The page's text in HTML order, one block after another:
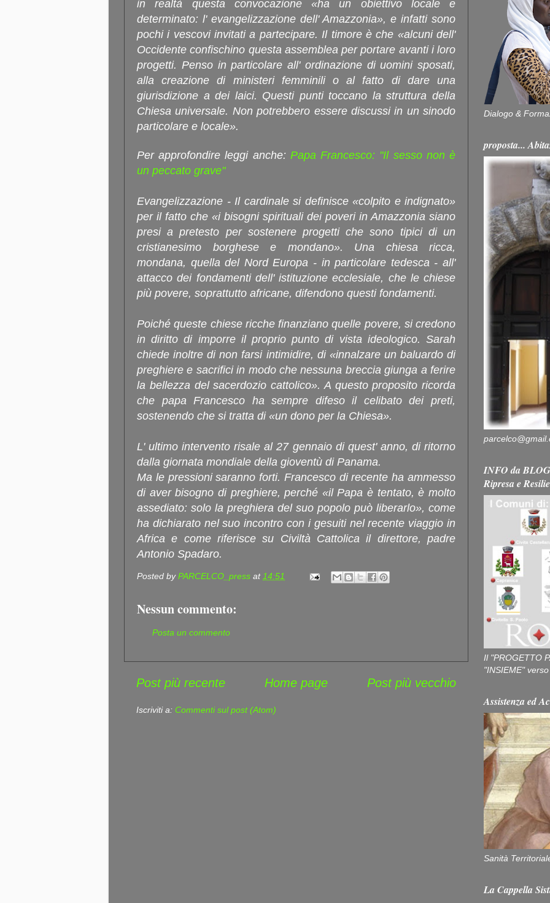
in realtà questa convocazione «ha un obiettivo locale e
determinato: l' evangelizzazione dell' Amazzonia», e infatti sono
pochi i vescovi invitati a partecipare. Il timore è che «alcuni dell'
Occidente confischino questa assemblea per portare avanti i loro
progetti. Penso in particolare all' ordinazione di uomini sposati,
alla creazione di ministeri femminili o al fatto di dare una
giurisdizione a dei laici. Questi punti toccano la struttura della
Chiesa universale. Non potrebbero essere discussi in un sinodo
particolare e locale».
Per approfondire leggi anche: Papa Francesco: "Il sesso non è
un peccato grave"
Evangelizzazione - Il cardinale si definisce «colpito e indignato»
per il fatto che «i bisogni spirituali dei poveri in Amazzonia siano
presi a pretesto per sostenere progetti che sono tipici di un
cristianesimo borghese e mondano». Una chiesa ricca,
mondana, quella del Nord Europa - in particolare tedesca - all'
attacco dei fondamenti dell' istituzione ecclesiale, che le chiese
più povere, soprattutto africane, difendono questi fondamenti.
Poiché queste chiese ricche finanziano quelle povere, si credono
in diritto di imporre il proprio punto di vista ideologico. Sarah
chiede inoltre di non farsi intimidire, di «innalzare un baluardo di
preghiere e sacrifici in modo che nessuna breccia giunga a ferire
la bellezza del sacerdozio cattolico». A questo proposito ricorda
che papa Francesco ha sempre difeso il celibato dei preti,
sostenendo che si tratta di «un dono per la Chiesa».
L' ultimo intervento risale al 27 gennaio di quest' anno, di ritorno
dalla giornata mondiale della gioventù di Panama.
Ma le pressioni saranno forti. Francesco di recente ha ammesso
di aver bisogno di preghiere, perché «il Papa è tentato, è molto
assediato: solo la preghiera del suo popolo può liberarlo», come
ha dichiarato nel suo incontro con i gesuiti nel recente viaggio in
Africa e come riferisce su Civiltà Cattolica il direttore, padre
Antonio Spadaro.
Posted byPARCELCO_press at14:51
Nessun commento:
Posta un commento
Post più recente Post più vecchio
Home page
Iscriviti a: Commenti sul post (Atom)
Dialogo &
proposta...
INFO da
Ripresa e
Il "PROGETTO
"INSIEME"
Assistenza ed
Sanità
La Cappella